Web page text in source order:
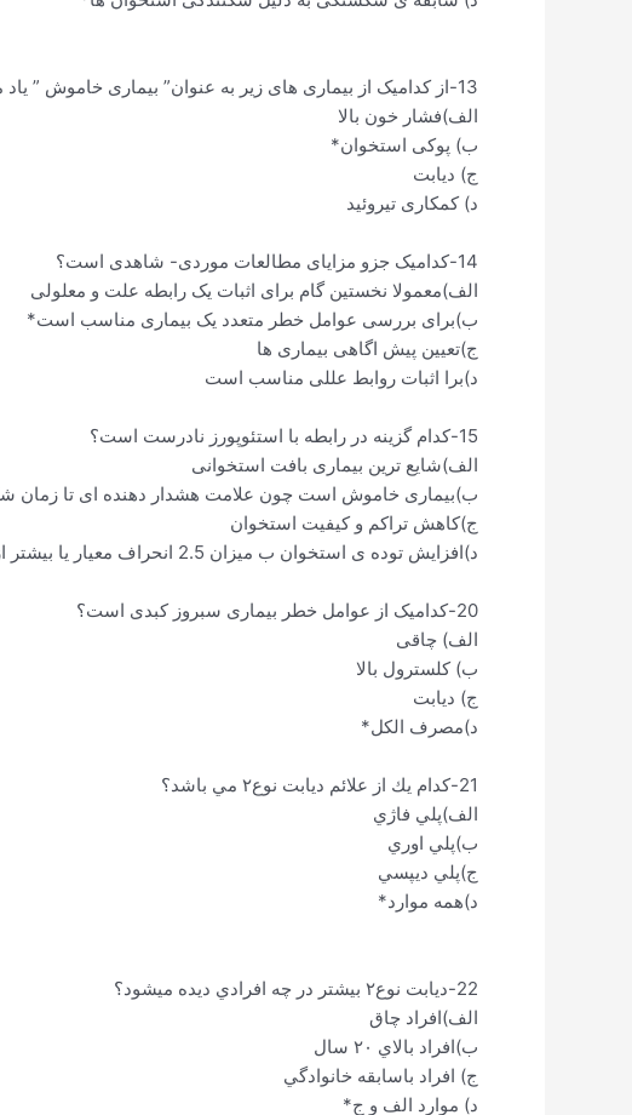
13-از کدامیک از بیماری های زیر به عنوان” بیماری خاموش ” یاد می شود؟
الف)فشار خون بالا
ب) پوکی استخوان*
ج) دیابت
د) کمکاری تیروئید
14-کدامیک جزو مزایای مطالعات موردی- شاهدی است؟
الف)معمولا نخستین گام برای اثبات یک رابطه علت و معلولی
ب)برای بررسی عوامل خطر متعدد یک بیماری مناسب است*
ج)تعیین پیش اگاهی بیماری ها
د)برا اثبات روابط عللی مناسب است
15-کدام گزینه در رابطه با استئوپورز نادرست است؟
الف)شایع ترین بیماری بافت استخوانی
ب)بیماری خاموش است چون علامت هشدار دهنده ای تا زمان
ج)کاهش تراکم و کیفیت استخوان
د)افزایش توده ی استخوان ب میزان 2.5 انحراف معیار یا بیشتر از متوسط حداکثر توده ی استخوانی جامعه*
20-کدامیک از عوامل خطر بیماری سبروز کبدی است؟
الف) چاقی
ب) کلسترول بالا
ج) دیابت
د)مصرف الکل*
21-كدام يك از علائم ديابت نوع٢ مي باشد؟
الف)پلي فاژي
ب)پلي اوري
ج)پلي ديپسي
د)همه موارد*
22-ديابت نوع٢ بيشتر در چه افرادي ديده ميشود؟
الف)افراد چاق
ب)افراد بالاي ٢٠ سال
ج) افراد باسابقه خانوادگي
د) موارد الف و ج*